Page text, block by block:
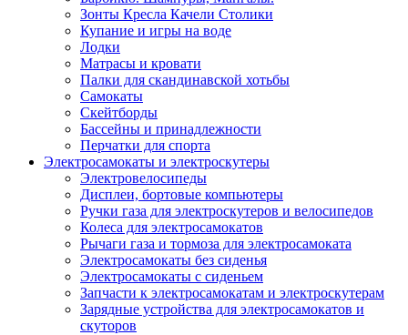
Зонты Кресла Качели Столики
Купание и игры на воде
Лодки
Матрасы и кровати
Палки для скандинавской хотьбы
Самокаты
Скейтборды
Бассейны и принадлежности
Перчатки для спорта
Электросамокаты и электроскутеры
Электровелосипеды
Дисплеи, бортовые компьютеры
Ручки газа для электроскутеров и велосипедов
Колеса для электросамокатов
Рычаги газа и тормоза для электросамоката
Электросамокаты без сиденья
Электросамокаты с сиденьем
Запчасти к электросамокатам и электроскутерам
Зарядные устройства для электросамокатов и
скуторов